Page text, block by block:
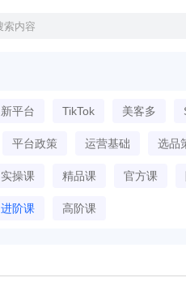
新平台 TikTok 美客多
平台政策 运营基础 选品
实操课 精品课 官方课
进阶课 高阶课